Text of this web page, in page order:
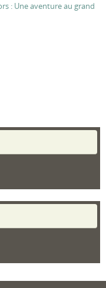
: Une aventure au grand